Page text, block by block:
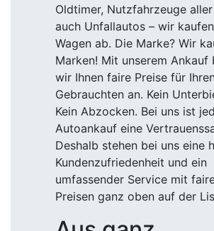
Oldtimer, Nutzfahrzeuge
auch Unfallautos – wir
Wagen ab. Die Marke? Wir
Marken! Mit unserem Ankauf
wir Ihnen faire Preise für
Gebrauchten an. Kein
Kein Abzocken. Bei uns ist
Autoankauf eine
Deshalb stehen bei uns eine
Kundenzufriedenheit und ein
umfassender Service mit
Preisen ganz oben auf der